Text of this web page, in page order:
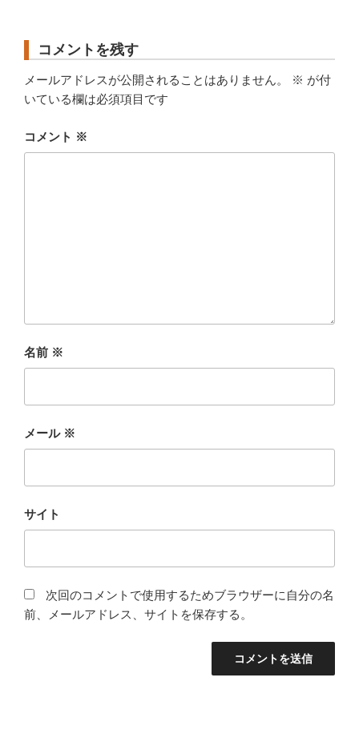
コメントを残す
メールアドレスが公開されることはありません。 ※ が付
いている欄は必須項目です
コメント ※
名前 ※
メール ※
サイト
次回のコメントで使用するためブラウザーに自分の名
前、メールアドレス、サイトを保存する。
投